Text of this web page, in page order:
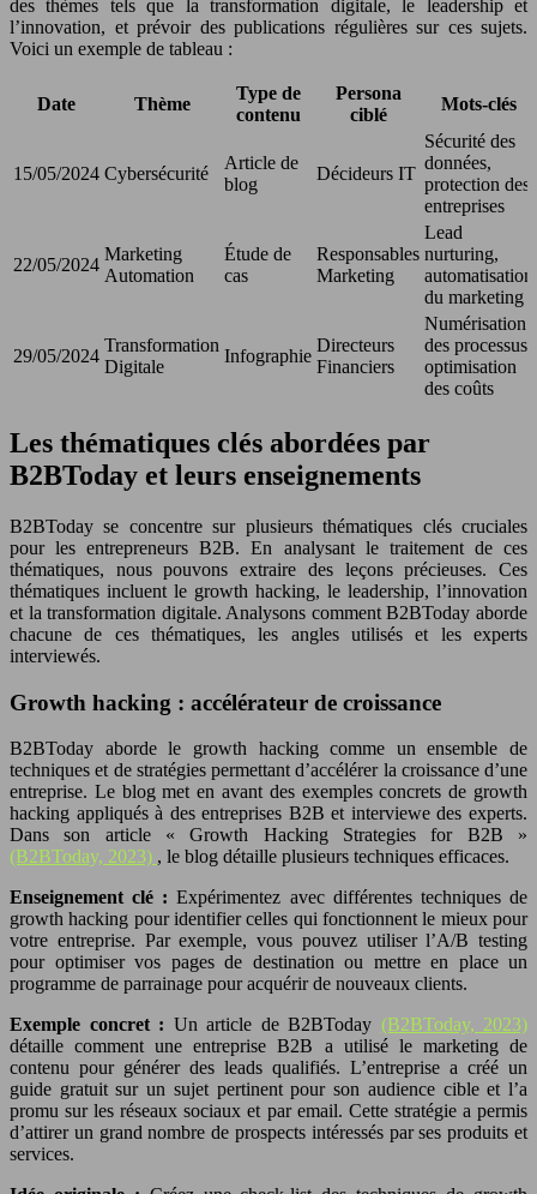
des thèmes tels que la transformation digitale, le leadership et
l’innovation, et prévoir des publications régulières sur ces sujets.
Voici un exemple de tableau :
Date Thème
Type de
contenu
Persona
ciblé
Mots-clés
15/05/2024 Cybersécurité
Article de
blog
Décideurs IT
Sécurité des
données,
protection des
entreprises
22/05/2024
Marketing
Automation
Étude de
cas
Responsables
Marketing
Lead
nurturing,
automatisation
du marketing
29/05/2024
Transformation
Digitale
Infographie
Directeurs
Financiers
Numérisation
des processus,
optimisation
des coûts
Les thématiques clés abordées par
B2BToday et leurs enseignements
B2BToday se concentre sur plusieurs thématiques clés cruciales
pour les entrepreneurs B2B. En analysant le traitement de ces
thématiques, nous pouvons extraire des leçons précieuses. Ces
thématiques incluent le growth hacking, le leadership, l’innovation
et la transformation digitale. Analysons comment B2BToday aborde
chacune de ces thématiques, les angles utilisés et les experts
interviewés.
Growth hacking : accélérateur de croissance
B2BToday aborde le growth hacking comme un ensemble de
techniques et de stratégies permettant d’accélérer la croissance d’une
entreprise. Le blog met en avant des exemples concrets de growth
hacking appliqués à des entreprises B2B et interviewe des experts.
Dans son article « Growth Hacking Strategies for B2B »
(B2BToday, 2023) , le blog détaille plusieurs techniques efficaces.
Enseignement clé :Expérimentez avec différentes techniques de
growth hacking pour identifier celles qui fonctionnent le mieux pour
votre entreprise. Par exemple, vous pouvez utiliser l’A/B testing
pour optimiser vos pages de destination ou mettre en place un
programme de parrainage pour acquérir de nouveaux clients.
Exemple concret : Un article de B2BToday (B2BToday, 2023)
détaille comment une entreprise B2B a utilisé le marketing de
contenu pour générer des leads qualifiés. L’entreprise a créé un
guide gratuit sur un sujet pertinent pour son audience cible et l’a
promu sur les réseaux sociaux et par email. Cette stratégie a permis
d’attirer un grand nombre de prospects intéressés par ses produits et
services.